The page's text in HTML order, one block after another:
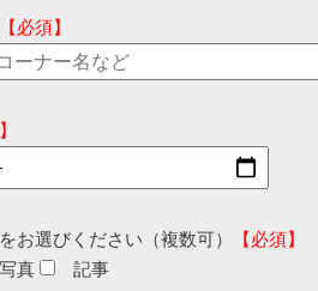
【必須】
お選びください（複数可）
【必須】
写真 記事